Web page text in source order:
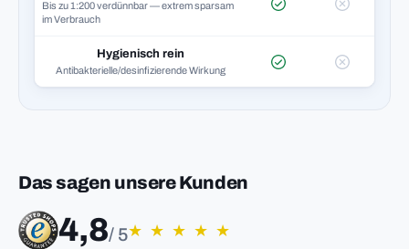
Bis zu 1:200 verdünnbar — extrem sparsam
im Verbrauch
Hygienisch rein
Antibakterielle/desinfizierende Wirkung
Das sagen unsere Kunden
4,8/ 5★ ★ ★ ★ ★